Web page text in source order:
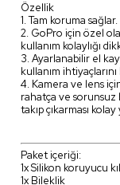
Özellik
1. Tam koruma sağlar.
2. GoPro için özel
kullanım kolaylığı
3. Ayarlanabilir el
kullanım
4. Kamera ve lens
rahatça ve sorunsuz
takıp çıkarması
Paket içeriği:
1x Silikon koruyucu
1x Bileklik